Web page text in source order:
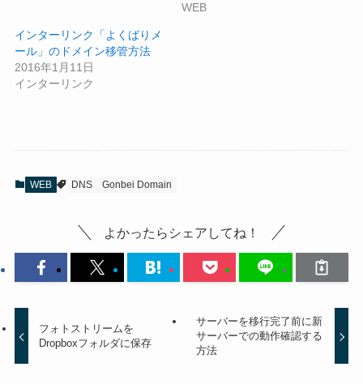
WEB
インターリンク「よくばりメ
ール」のドメイン移管方法
2016年1月11日
インターリンク
WEB DNS Gonbei Domain
よかったらシェアしてね！
フォトストリームを
Dropboxフォルダに保存
サーバーを移行完了前に新
サーバーでの動作確認する
方法